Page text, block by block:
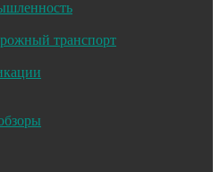
транспорт